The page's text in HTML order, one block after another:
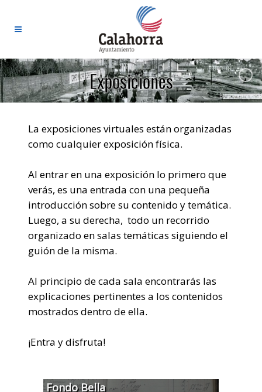
Exposiciones
La exposiciones virtuales están organizadas
como cualquier exposición física.
Al entrar en una exposición lo primero que
verás, es una entrada con una pequeña
introducción sobre su contenido y temática.
Luego, a su derecha, todo un recorrido
organizado en salas temáticas siguiendo el
guión de la misma.
Al principio de cada sala encontrarás las
explicaciones pertinentes a los contenidos
mostrados dentro de ella.
¡Entra y disfruta!